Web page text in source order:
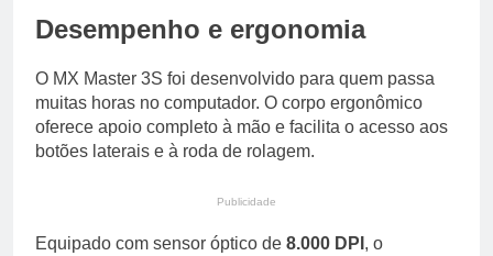
Desempenho e ergonomia
O MX Master 3S foi desenvolvido para quem passa
muitas horas no computador. O corpo ergonômico
oferece apoio completo à mão e facilita o acesso aos
botões laterais e à roda de rolagem.
Publicidade
Equipado com sensor óptico de 8.000 DPI , o